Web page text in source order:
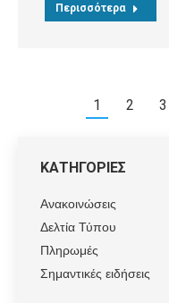
Περισσότερα
1 2 3
ΚΑΤΗΓΟΡΙΕΣ
Ανακοινώσεις
Δελτία Τύπου
Πληρωμές
Σημαντικές ειδήσεις